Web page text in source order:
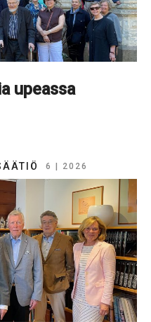
upeassa
6 | 2026